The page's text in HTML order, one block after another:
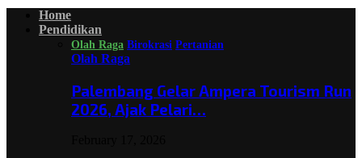
Home
Pendidikan
Olah Raga Birokrasi Pertanian
Olah Raga
Palembang Gelar Ampera Tourism Run
2026, Ajak Pelari…